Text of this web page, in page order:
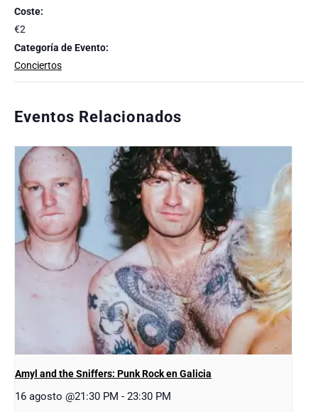
Coste:
€2
Categoría de Evento:
Conciertos
Eventos Relacionados
Amyl and the Sniffers: Punk Rock en Galicia
16 agosto @21:30 PM - 23:30 PM